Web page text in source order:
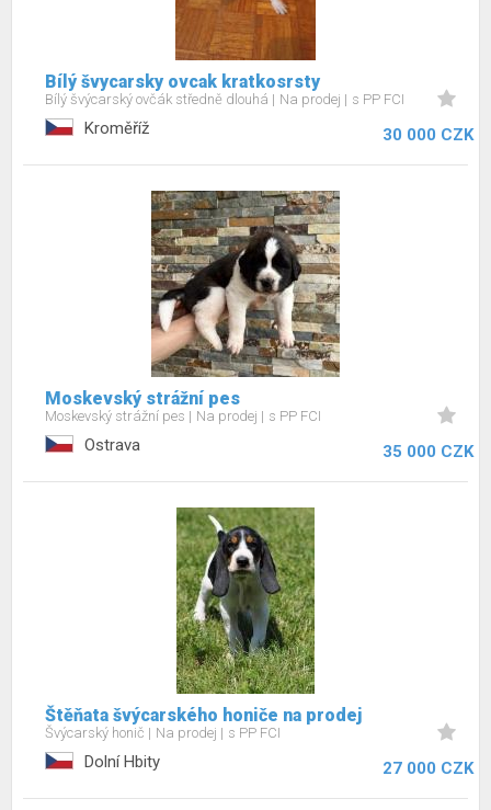
Bílý švycarsky ovcak kratkosrsty
Bílý švýcarský ovčák středně dlouhá Na prodej s PP FCI
Kroměříž 30 000 CZK
Moskevský strážní pes
Moskevský strážní pes Na prodej s PP FCI
Ostrava 35 000 CZK
Štěňata švýcarského honiče na prodej
Švýcarský honič Na prodej s PP FCI
Dolní Hbity 27 000 CZK